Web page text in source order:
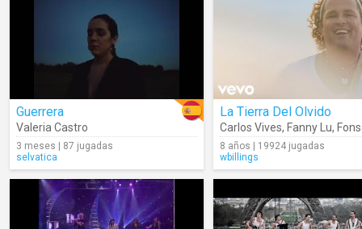
Guerrera
Valeria Castro
3 meses | 87 jugadas
selvatica
La Tierra Del Olvido
Carlos Vives, Fanny Lu,
8 años | 19924 jugadas
wbillings